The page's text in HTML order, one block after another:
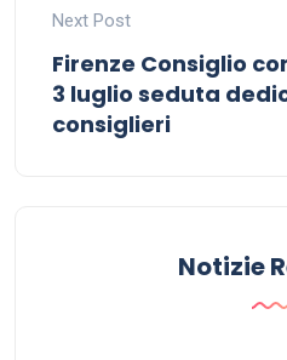
Next Post
Firenze Consiglio
3 luglio seduta
consiglieri
Notizie